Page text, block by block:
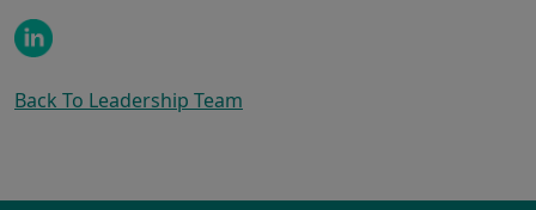
Back To Leadership Team